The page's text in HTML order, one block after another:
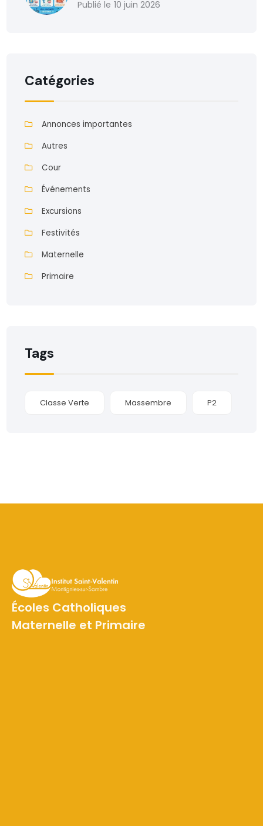
10 juin 2026
Catégories
Annonces importantes
Autres
Cour
Événements
Excursions
Festivités
Maternelle
Primaire
Tags
Classe Verte Massembre P2
Écoles Catholiques
Maternelle et Primaire